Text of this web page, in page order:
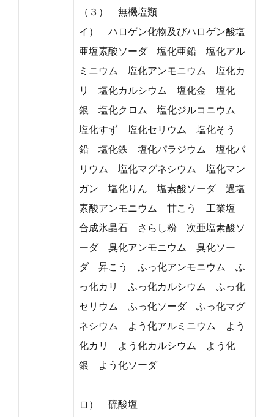
（３） 無機塩類
イ） ハロゲン化物及びハロゲン酸塩
亜塩素酸ソーダ 塩化亜鉛 塩化アル
ミニウム 塩化アンモニウム 塩化カ
リ 塩化カルシウム 塩化金 塩化
銀 塩化クロム 塩化ジルコニウム
塩化すず 塩化セリウム 塩化そう
鉛 塩化鉄 塩化パラジウム 塩化バ
リウム 塩化マグネシウム 塩化マン
ガン 塩化りん 塩素酸ソーダ 過塩
素酸アンモニウム 甘こう 工業塩
合成氷晶石 さらし粉 次亜塩素酸ソ
ーダ 臭化アンモニウム 臭化ソー
ダ 昇こう ふっ化アンモニウム ふ
っ化カリ ふっ化カルシウム ふっ化
セリウム ふっ化ソーダ ふっ化マグ
ネシウム よう化アルミニウム よう
化カリ よう化カルシウム よう化
銀 よう化ソーダ
ロ） 硫酸塩